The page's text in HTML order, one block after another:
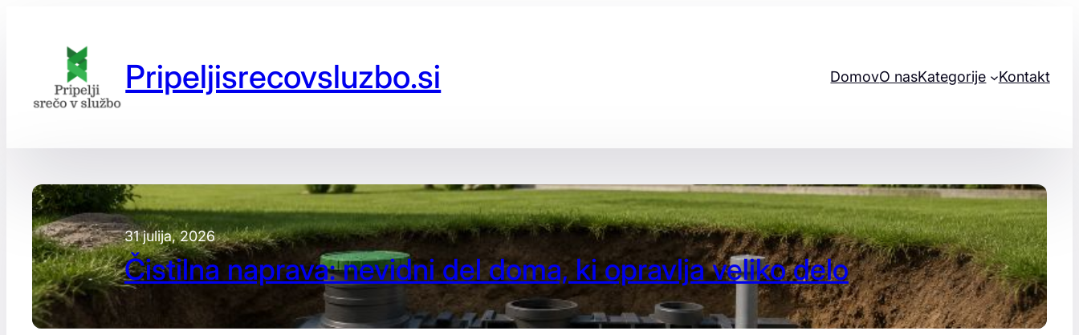
Pripeljisrecovsluzbo.si DomovO nasKategorije Kontakt
31 julija, 2026
Čistilna naprava: nevidni del doma, ki opravlja veliko delo